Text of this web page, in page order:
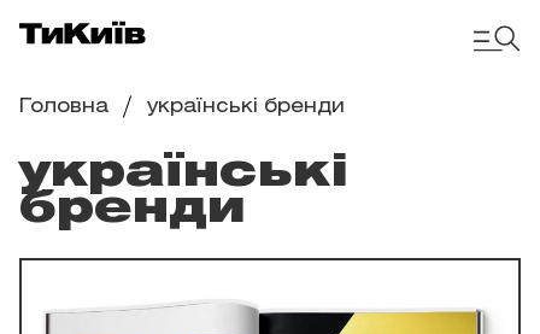
Головна українські бренди
українські
бренди